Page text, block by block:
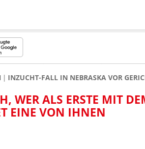
INZUCHT-FALL IN NEBRASKA VOR
WER ALS ERSTE MIT
EINE VON IHNEN